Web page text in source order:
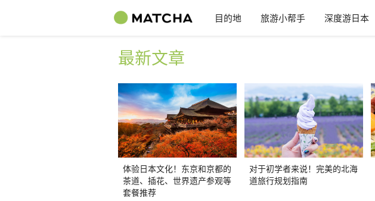
目的地 旅游小帮手 深度游日本
最新文章
体验日本文化！东京和京都的
茶道、插花、世界遗产参观等
套餐推荐
对于初学者来说！完美的北海
道旅行规划指南